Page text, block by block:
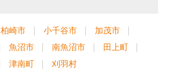
柏崎市 小千谷市
加茂市
魚沼市 南魚沼市
田上町
津南町 刈羽村